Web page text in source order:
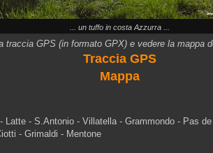
... un tuffo in costa Azzurra ...
traccia GPS (in formato GPX) e vedere la mappa
Traccia GPS
Mappa
Latte - S.Antonio - Villatella - Grammondo - Pas
- Grimaldi - Mentone